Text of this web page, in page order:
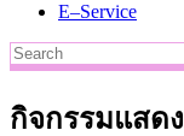
E–Service
กิจกรรมแสด